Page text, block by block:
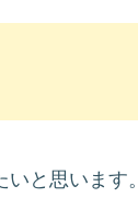
と思います。